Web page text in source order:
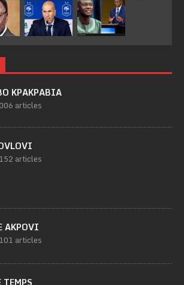
KPAKPABIA
articles
articles
AKPOVI
articles